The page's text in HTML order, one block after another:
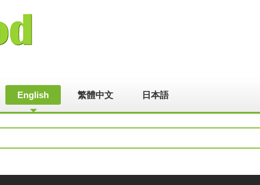
English 繁體中文 日本語